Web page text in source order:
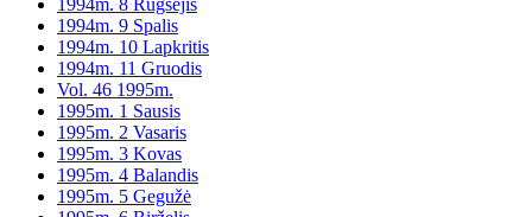
1994m. 8 Rugsėjis
1994m. 9 Spalis
1994m. 10 Lapkritis
1994m. 11 Gruodis
Vol. 46 1995m.
1995m. 1 Sausis
1995m. 2 Vasaris
1995m. 3 Kovas
1995m. 4 Balandis
1995m. 5 Gegužė